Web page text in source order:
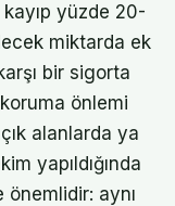
yüzde 20-
miktarda ek
bir sigorta
önlemi
alanlarda ya
yapıldığında
önemlidir: aynı